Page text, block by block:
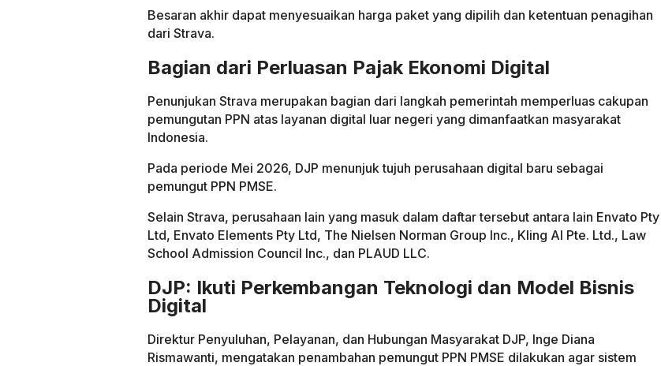
Besaran akhir dapat menyesuaikan harga paket yang dipilih dan ketentuan penagihan
dari Strava.
Bagian dari Perluasan Pajak Ekonomi Digital
Penunjukan Strava merupakan bagian dari langkah pemerintah memperluas cakupan
pemungutan PPN atas layanan digital luar negeri yang dimanfaatkan masyarakat
Indonesia.
Pada periode Mei 2026, DJP menunjuk tujuh perusahaan digital baru sebagai
pemungut PPN PMSE.
Selain Strava, perusahaan lain yang masuk dalam daftar tersebut antara lain Envato Pty
Ltd, Envato Elements Pty Ltd, The Nielsen Norman Group Inc., Kling AI Pte. Ltd., Law
School Admission Council Inc., dan PLAUD LLC.
DJP: Ikuti Perkembangan Teknologi dan Model Bisnis
Digital
Direktur Penyuluhan, Pelayanan, dan Hubungan Masyarakat DJP, Inge Diana
Rismawanti, mengatakan penambahan pemungut PPN PMSE dilakukan agar sistem